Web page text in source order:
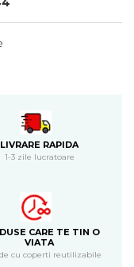
LIVRARE RAPIDA
1-3 zile lucratoare
CARE TE TIN O
VIATA
cu coperti reutilizabile